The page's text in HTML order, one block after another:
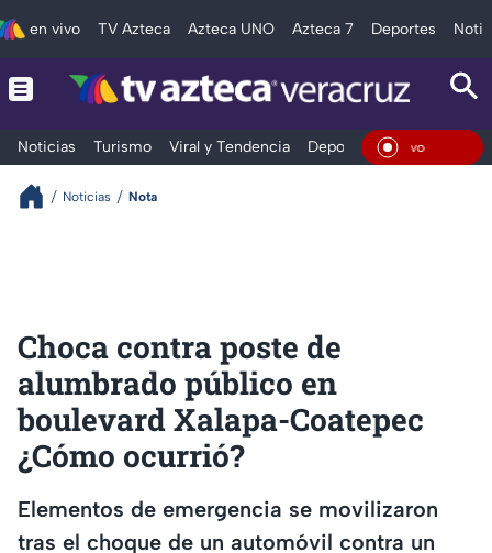
en vivo TV Azteca Azteca UNO Azteca 7 Deportes
Noticias Turismo Viral y Tendencia Deportes Espectáculos
En
Noticias Nota
Choca contra poste de
alumbrado público en
boulevard Xalapa-Coatepec
¿Cómo ocurrió?
Elementos de emergencia se movilizaron
tras el choque de un automóvil contra un